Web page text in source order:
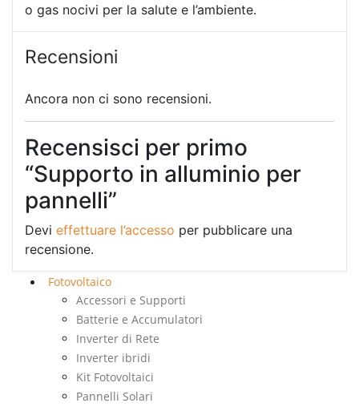
o gas nocivi per la salute e l’ambiente.
Recensioni
Ancora non ci sono recensioni.
Recensisci per primo
“Supporto in alluminio per
pannelli”
Devi effettuare l’accesso per pubblicare una
recensione.
Fotovoltaico
Accessori e Supporti
Batterie e Accumulatori
Inverter di Rete
Inverter ibridi
Kit Fotovoltaici
Pannelli Solari